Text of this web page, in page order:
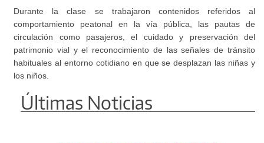
Durante la clase se trabajaron contenidos referidos al
comportamiento peatonal en la vía pública, las pautas de
circulación como pasajeros, el cuidado y preservación del
patrimonio vial y el reconocimiento de las señales de tránsito
habituales al entorno cotidiano en que se desplazan las niñas y
los niños.
Últimas Noticias